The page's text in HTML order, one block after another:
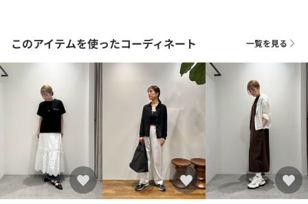
※商品の色味の目安は、商品単体の画像をご参照ください。
店舗へお問い合わせの際は、全国のBEAUTY&YOUTH各店舗まで下
品名：BL THIRD/M MTL HRT PNDNT 品番：18334990117
このアイテムを使ったコーディネート 一覧を見る